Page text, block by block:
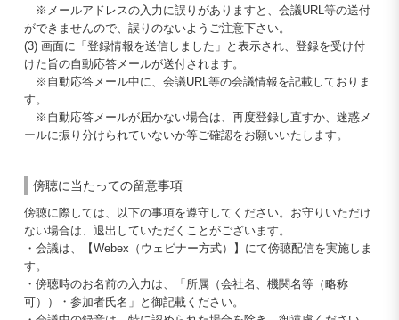
※メールアドレスの入力に誤りがありますと、会議URL等の送付
ができませんので、誤りのないようご注意下さい。
(3) 画面に「登録情報を送信しました」と表示され、登録を受け付
けた旨の自動応答メールが送付されます。
※自動応答メール中に、会議URL等の会議情報を記載しておりま
す。
※自動応答メールが届かない場合は、再度登録し直すか、迷惑メ
ールに振り分けられていないか等ご確認をお願いいたします。
傍聴に当たっての留意事項
傍聴に際しては、以下の事項を遵守してください。お守りいただけ
ない場合は、退出していただくことがございます。
・会議は、【Webex（ウェビナー方式）】にて傍聴配信を実施しま
す。
・傍聴時のお名前の入力は、「所属（会社名、機関名等（略称
可））・参加者氏名」と御記載ください。